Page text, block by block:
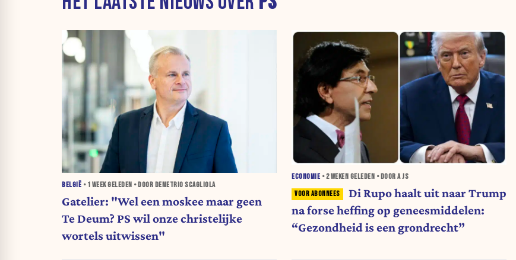
BELGIË • 1 WEEKGELEDEN • DOOR DEMETRIO SCAGLIOLA
Gatelier: "Wel een moskee maar geen
Te Deum? PS wil onze christelijke
wortels uitwissen"
ECONOMIE •2 WEKEN GELEDEN • DOOR A JS
Di Rupo haalt uit naar Trump
na forse heffing op geneesmiddelen:
“Gezondheid is een grondrecht”